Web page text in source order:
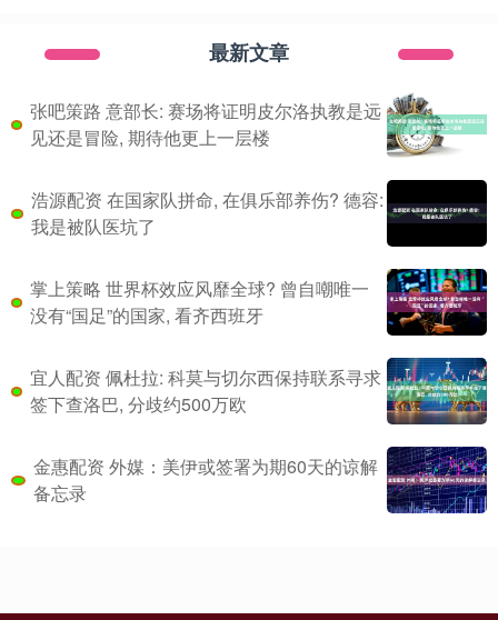
最新文章
张吧策路 意部长: 赛场将证明皮尔洛执教是远
见还是冒险, 期待他更上一层楼
浩源配资 在国家队拼命, 在俱乐部养伤? 德容:
我是被队医坑了
掌上策略 世界杯效应风靡全球? 曾自嘲唯一
没有“国足”的国家, 看齐西班牙
宜人配资 佩杜拉: 科莫与切尔西保持联系寻求
签下查洛巴, 分歧约500万欧
金惠配资 外媒：美伊或签署为期60天的谅解
备忘录